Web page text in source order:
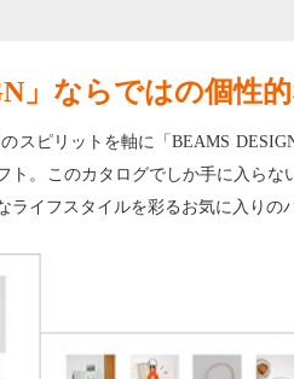
」ならではの個性
のスピリットを軸に「BEAMS
ト。このカタログでしか手に入ら
ライフスタイルを彩るお気に入りの